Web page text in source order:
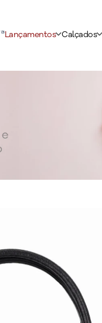
Lançamentos Calçados